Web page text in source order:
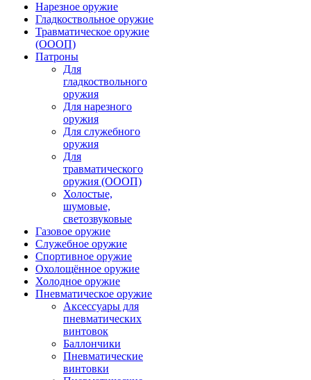
Нарезное оружие
Гладкоствольное оружие
Травматическое оружие
(ОООП)
Патроны
Для
гладкоствольного
оружия
Для нарезного
оружия
Для служебного
оружия
Для
травматического
оружия (ОООП)
Холостые,
шумовые,
светозвуковые
Газовое оружие
Служебное оружие
Спортивное оружие
Охолощённое оружие
Холодное оружие
Пневматическое оружие
Аксессуары для
пневматических
винтовок
Баллончики
Пневматические
винтовки